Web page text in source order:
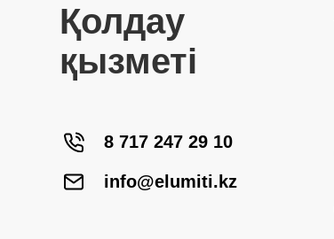
Қолдау
қызметі
8 717 247 29 10
info@elumiti.kz